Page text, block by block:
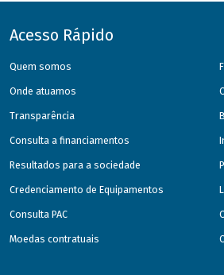
Acesso Rápido
Quem somos
Onde atuamos
Transparência
Consulta a financiamentos
Resultados para a sociedade
Credenciamento de Equipamentos
Consulta PAC
Moedas contratuais